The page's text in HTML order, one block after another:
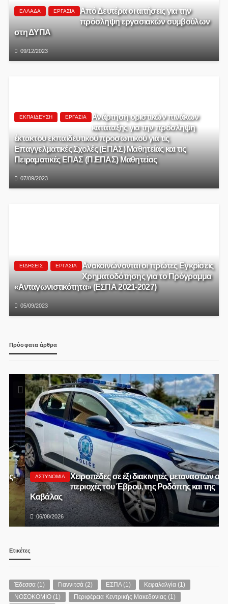
ΕΛΛΆΔΑ ΕΡΓΑΣΊΑ
Από Δευτέρα οι αιτήσεις για την
πρόσληψη εργασιακών συμβούλων
στη ΔΥΠΑ
09/12/2023
ΕΚΠΑΊΔΕΥΣΗ ΕΡΓΑΣΊΑ
Ανάρτηση οριστικών πινάκων
κατάταξης για την πρόσληψη
έκτακτου εκπαιδευτικού προσωπικού για τις
Επαγγελματικές Σχολές (ΕΠΑΣ) Μαθητείας και τις
Πειραματικές ΕΠΑΣ (Π.ΕΠΑΣ) Μαθητείας
07/09/2023
ΕΙΔΉΣΕΙΣ ΕΡΓΑΣΊΑ
Ανακοινώνονται οι πρώτες Εγκρίσεις
Χρηματοδότησης για το Πρόγραμμα
«Ανταγωνιστικότητα» (ΕΣΠΑ 2021-2027)
05/09/2023
Πρόσφατα άρθρα
ΑΣΤΥΝΟΜΊΑ
Χειροπέδες σε έξι διακινητές μεταναστών σε
περιοχές του Έβρου, της Ροδόπης και της
Καβάλας
06/08/2026
Ετικέτες
Έδεσσα (1) Γιαννιτσά (2) ΕΣΠΑ(1) Κεφαλαλγία (1)
ΝΟΣΟΚΟΜΙΟ (1) Περιφέρεια Κεντρικής Μακεδονίας (1)